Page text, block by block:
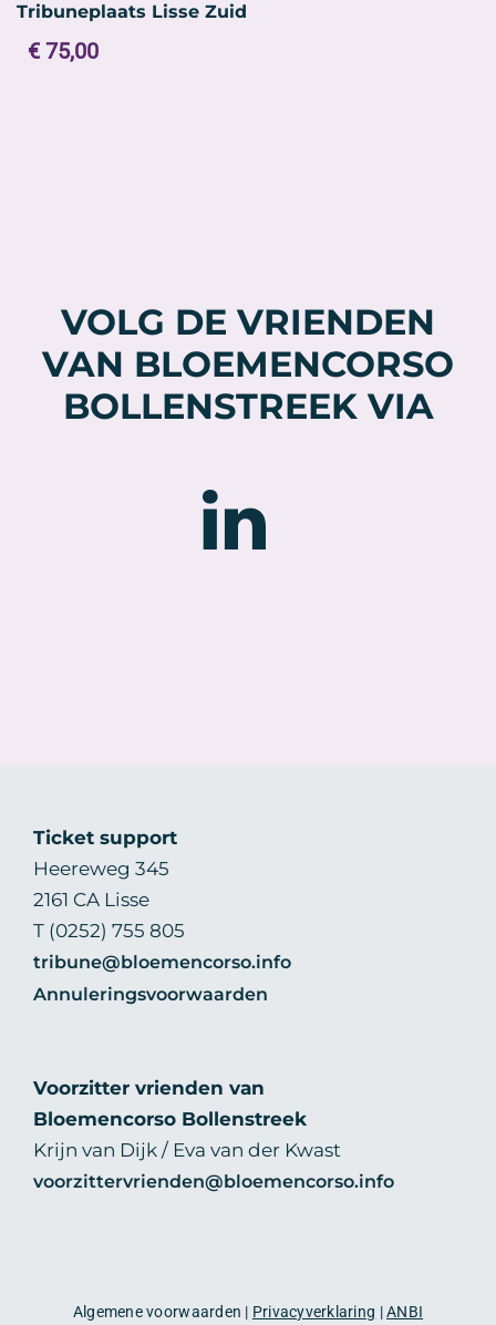
Tribuneplaats Lisse Zuid
€ 75,00
Ticket support
Heereweg 345
2161 CA Lisse
T (0252) 755 805
tribune@bloemencorso.info
Annuleringsvoorwaarden
Voorzitter vrienden van
Bloemencorso Bollenstreek
Krijn van Dijk / Eva van der Kwast
voorzittervrienden@bloemencorso.info
VOLG DE VRIENDEN
VAN BLOEMENCORSO
BOLLENSTREEK VIA
Algemene voorwaarden | Privacyverklaring |ANBI